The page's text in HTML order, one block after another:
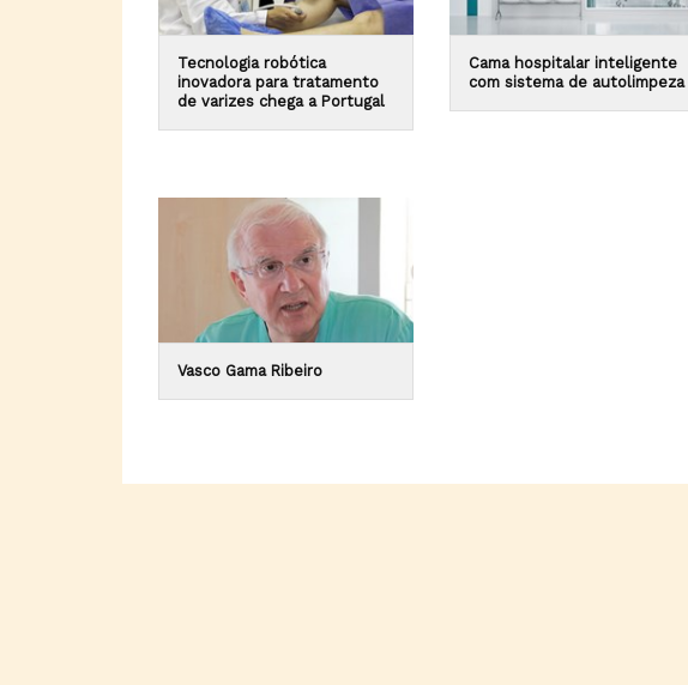
Tecnologia robótica
inovadora para tratamento
de varizes chega a Portugal
Cama hospitalar inteligente
com sistema de autolimpeza
Vasco Gama Ribeiro